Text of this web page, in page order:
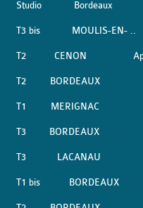
Studio Bordeaux
T3 bis MOULIS-EN- ..
T2 CENON
T2 BORDEAUX
T1 MERIGNAC
T3 BORDEAUX
T3 LACANAU
T1 bis BORDEAUX